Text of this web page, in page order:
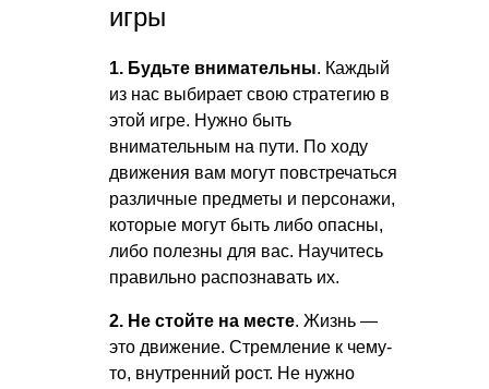
игры
1. Будьте внимательны. Каждый
из нас выбирает свою стратегию в
этой игре. Нужно быть
внимательным на пути. По ходу
движения вам могут повстречаться
различные предметы и персонажи,
которые могут быть либо опасны,
либо полезны для вас. Научитесь
правильно распознавать их.
2. Не стойте на месте. Жизнь —
это движение. Стремление к чему-
то, внутренний рост. Не нужно